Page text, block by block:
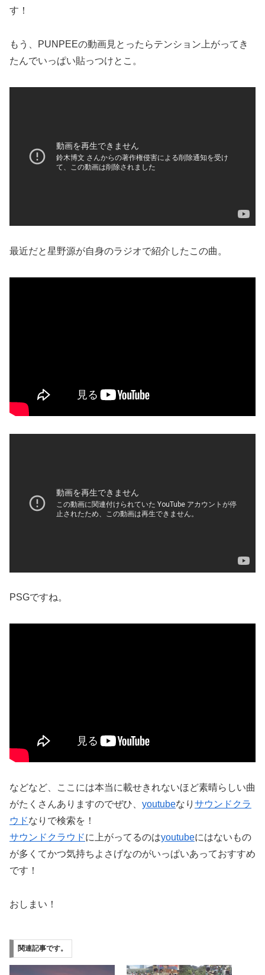
す！
もう、PUNPEEの動画見とったらテンション上がってき
たんでいっぱい貼っつけとこ。
最近だと星野源が自身のラジオで紹介したこの曲。
PSGですね。
などなど、ここには本当に載せきれないほど素晴らしい曲
がたくさんありますのでぜひ、 youtubeなり サウンドクラ
ウドなりで検索を！
サウンドクラウドに上がってるのはyoutubeにはないもの
が多くてかつ気持ちよさげなのがいっぱいあっておすすめ
です！
おしまい！
関連記事です。